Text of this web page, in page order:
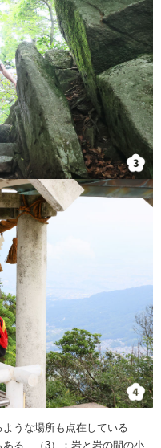
ような場所も点在している